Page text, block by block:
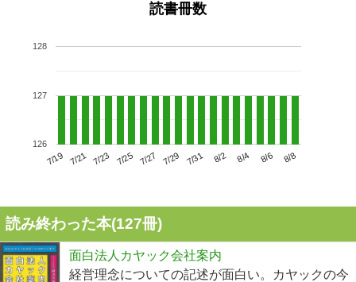
読書冊数
7/19 7/21 7/23 7/25 7/27 7/29 7/31 8/2 8/4 8/6 8/8
126
127
128
読み終わった本(127冊)
面白法人カヤック会社案内
経営理念についての記述が面白い。カヤックの今